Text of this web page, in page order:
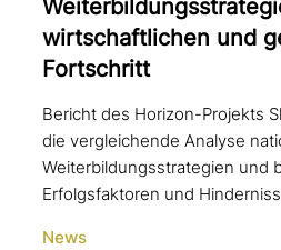
wirt­schaft­li­chen und
Fortschritt
Bericht des Horizon-Projekts
die vergleichende Analyse
Weiterbildungsstrategien und
Erfolgsfaktoren und
News